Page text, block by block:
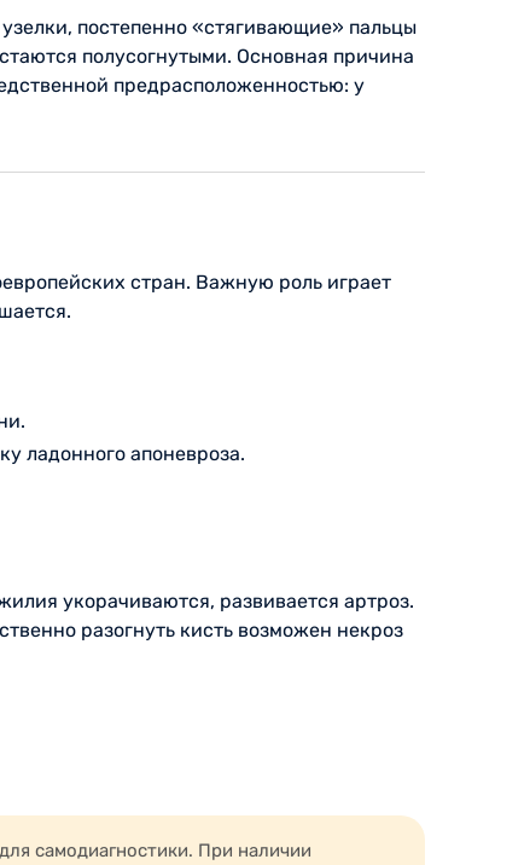
постепенно «стягивающие» пальцы
полусогнутыми. Основная причина
предрасположенностью: у
стран. Важную роль играет
ладонного апоневроза.
укорачиваются, развивается артроз.
разогнуть кисть возможен некроз
сохраняет подвижность и предотвращает
самодиагностики. При наличии